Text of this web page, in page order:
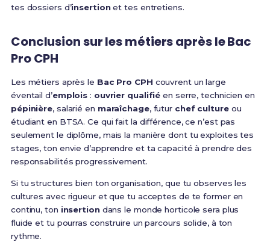
tes dossiers d’insertionet tes entretiens.
Conclusion sur les métiers après le Bac
Pro CPH
Les métiers après le Bac Pro CPH couvrent un large
éventail d’emplois : ouvrier qualifié en serre, technicien en
pépinière, salarié en maraîchage, futur chef cultureou
étudiant en BTSA. Ce qui fait la différence, ce n’est pas
seulement le diplôme, mais la manière dont tu exploites tes
stages, ton envie d’apprendre et ta capacité à prendre des
responsabilités progressivement.
Si tu structures bien ton organisation, que tu observes les
cultures avec rigueur et que tu acceptes de te former en
continu, ton insertiondans le monde horticole sera plus
fluide et tu pourras construire un parcours solide, à ton
rythme.